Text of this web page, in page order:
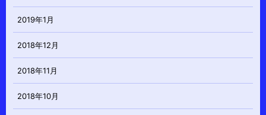
2019年1月
2018年12月
2018年11月
2018年10月